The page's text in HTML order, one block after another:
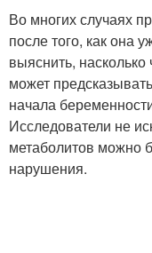
Во многих случаях
после того, как она
выяснить, насколько
может
начала
Исследователи не
метаболитов можно
нарушения.